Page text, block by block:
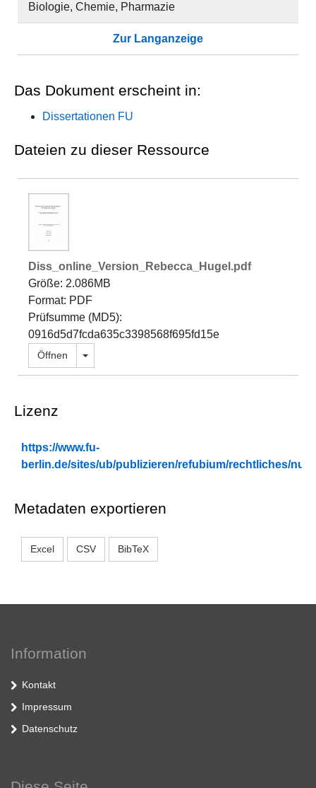
Biologie, Chemie, Pharmazie
Zur Langanzeige
Das Dokument erscheint in:
Dissertationen FU
Dateien zu dieser Ressource
Diss_online_Version_Rebecca_Hugel.pdf
Größe: 2.086MB
Format: PDF
Prüfsumme (MD5):
0916d5d7fcda635c3398568f695fd15e
Öffnen Dropdown öffnen
Lizenz
https://www.fu-
berlin.de/sites/ub/publizieren/refubium/rechtliches/
Metadaten exportieren
Excel CSV BibTeX
Information
Kontakt
Impressum
Datenschutz